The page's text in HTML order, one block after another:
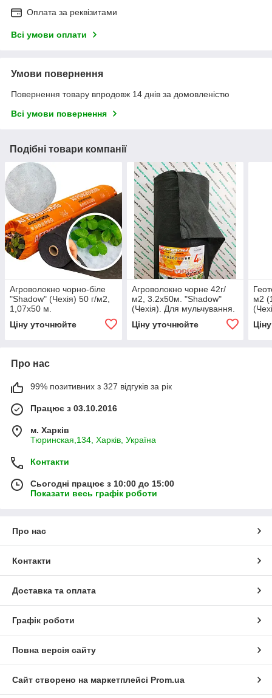
Оплата за реквізитами
Всі умови оплати
Умови повернення
Повернення товару впродовж 14 днів за домовленістю
Всі умови повернення
Подібні товари компанії
Агроволокно чорно-біле
"Shadow" (Чехія) 50 г/м2,
1,07х50 м.
Ціну уточнюйте
Агроволокно чорне 42г/
м2, 3.2х50м. "Shadow"
(Чехія). Для мульчування.
Ціну уточнюйте
м2
Про нас
99% позитивних з 327 відгуків за рік
Працює з 03.10.2016
м. Харків
Тюринская,134, Харків, Україна
Контакти
Сьогодні працює з 10:00 до 15:00
Показати весь графік роботи
Про нас
Контакти
Доставка та оплата
Графік роботи
Повна версія сайту
Сайт створено на маркетплейсі Prom.ua